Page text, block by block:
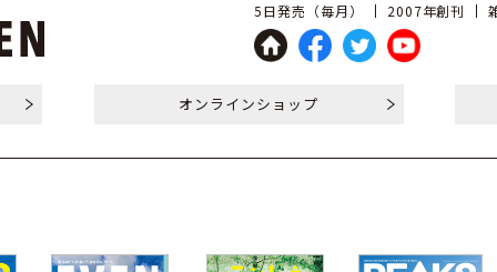
5日発売（毎月） 2007年創刊
オンラインショップ